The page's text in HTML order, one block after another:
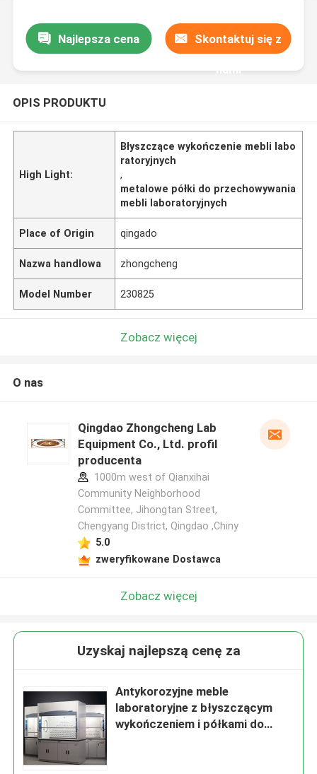
Najlepsza cena Skontaktuj się z
nami
OPIS PRODUKTU
High Light:
Błyszczące wykończenie mebli labo
ratoryjnych
,
metalowe półki do przechowywania
mebli laboratoryjnych
Place of Origin qingado
Nazwa handlowa zhongcheng
Model Number 230825
Zobacz więcej
O nas
Qingdao Zhongcheng Lab
Equipment Co., Ltd. profil
producenta
1000m west of Qianxihai
Community Neighborhood
Committee, Jihongtan Street,
Chengyang District, Qingdao ,Chiny
5.0
zweryfikowane Dostawca
Zobacz więcej
Uzyskaj najlepszą cenę za
Antykorozyjne meble
laboratoryjne z błyszczącym
wykończeniem i półkami do